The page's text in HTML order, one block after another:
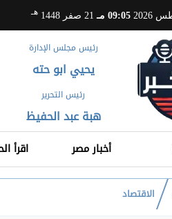
09:05 مـ 21 صفر 1448 هـ
رئيس مجلس الإدارة
يحيي ابو حته
رئيس التحرير
هبة عبد الحفيظ
أخبار مصر اقرأ
الاقتصاد